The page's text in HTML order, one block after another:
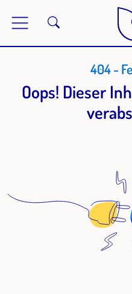
404 -
Oops! Dieser